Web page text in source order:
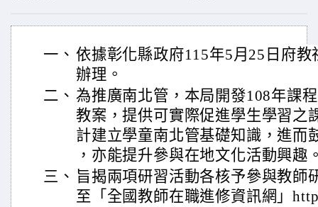
一、 依據彰化縣政府115年5月25日府教
辦理。
二、 為推廣南北管，本局開發108年課
教案，提供可實際促進學生學習之
計建立學童南北管基礎知識，進而
，亦能提升參與在地文化活動興趣
三、 旨揭兩項研習活動各核予參與教師
至「全國教師在職進修資訊網」